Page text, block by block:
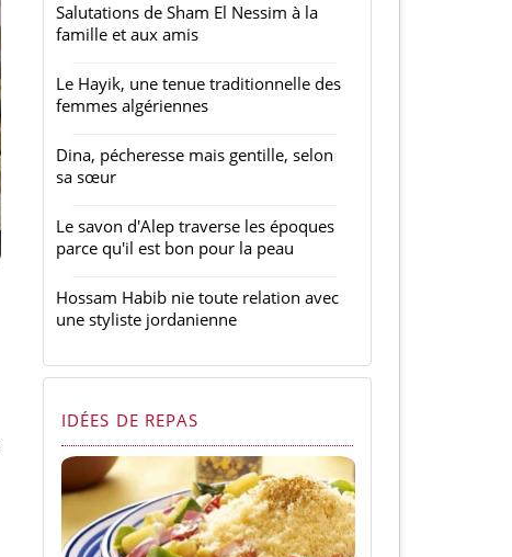
Salutations de Sham El Nessim à la
famille et aux amis
Le Hayik, une tenue traditionnelle des
femmes algériennes
Dina, pécheresse mais gentille, selon
sa sœur
Le savon d'Alep traverse les époques
parce qu'il est bon pour la peau
Hossam Habib nie toute relation avec
une styliste jordanienne
IDÉES DE REPAS